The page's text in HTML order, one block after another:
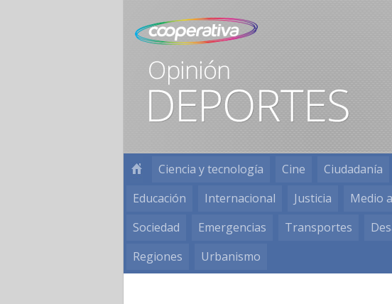
Ciencia y tecnología Cine Ciudadanía
Educación
Internacional Justicia Medio
Sociedad
Emergencias Transportes
Regiones
Urbanismo